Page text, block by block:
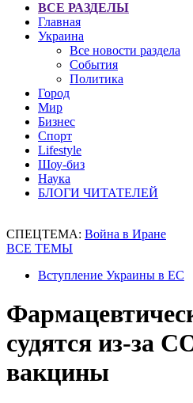
ВСЕ РАЗДЕЛЫ
Главная
Украина
Все новости раздела
События
Политика
Город
Мир
Бизнес
Спорт
Lifestyle
Шоу-биз
Наука
БЛОГИ ЧИТАТЕЛЕЙ
СПЕЦТЕМА: Война в Иране
ВСЕ ТЕМЫ
Вступление Украины в ЕС
судятся из-за
вакцины